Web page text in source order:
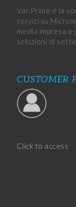
Var Prime è la
servizi su
media impresa
soluzioni di
CUSTOMER
Click to access